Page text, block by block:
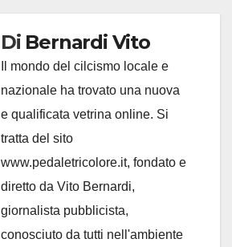
Di Bernardi Vito
Il mondo del cilcismo locale e
nazionale ha trovato una nuova
e qualificata vetrina online. Si
tratta del sito
www.pedaletricolore.it, fondato e
diretto da Vito Bernardi,
giornalista pubblicista,
conosciuto da tutti nell'ambiente